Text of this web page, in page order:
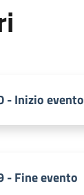
- Inizio evento
- Fine evento